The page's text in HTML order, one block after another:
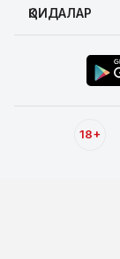
ҚОИДАЛАР
18+